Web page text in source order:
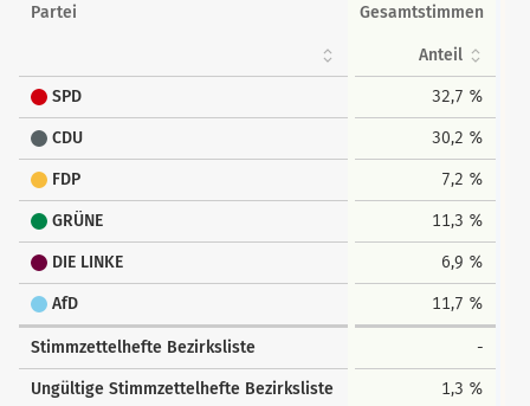
Partei Gesamtstimmen
Anteil
SPD 32,7 %
CDU 30,2 %
FDP 7,2 %
GRÜNE 11,3 %
DIE LINKE 6,9 %
AfD 11,7 %
Stimmzettelhefte Bezirksliste -
Ungültige Stimmzettelhefte Bezirksliste 1,3 %